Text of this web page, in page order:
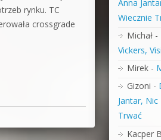
rynku. TC
crossgrade
Anna
Wiecznie
Michał-
Vickers,
Mirek-
Gizoni -
Jantar,
Trwać
Kacper